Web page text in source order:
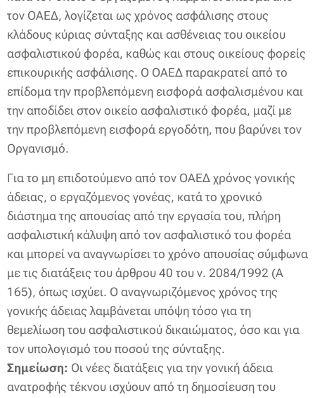
τον ΟΑΕΔ, λογίζεται ως χρόνος ασφάλισης στους
κλάδους κύριας σύνταξης και ασθένειας του οικείου
ασφαλιστικού φορέα, καθώς και στους οικείους φορείς
επικουρικής ασφάλισης. Ο ΟΑΕΔ παρακρατεί από το
επίδομα την προβλεπόμενη εισφορά ασφαλισμένου και
την αποδίδει στον οικείο ασφαλιστικό φορέα, μαζί με
την προβλεπόμενη εισφορά εργοδότη, που βαρύνει τον
Οργανισμό.
Για το μη επιδοτούμενο από τον ΟΑΕΔ χρόνος γονικής
άδειας, ο εργαζόμενος γονέας, κατά το χρονικό
διάστημα της απουσίας από την εργασία του, πλήρη
ασφαλιστική κάλυψη από τον ασφαλιστικό του φορέα
και μπορεί να αναγνωρίσει το χρόνο απουσίας σύμφωνα
με τις διατάξεις του άρθρου 40 του ν. 2084/1992 (Α
165), όπως ισχύει. Ο αναγνωριζόμενος χρόνος της
γονικής άδειας λαμβάνεται υπόψη τόσο για τη
θεμελίωση του ασφαλιστικού δικαιώματος, όσο και για
τον υπολογισμό του ποσού της σύνταξης.
Σημείωση: Οι νέες διατάξεις για την γονική άδεια
ανατροφής τέκνου ισχύουν από τη δημοσίευση του